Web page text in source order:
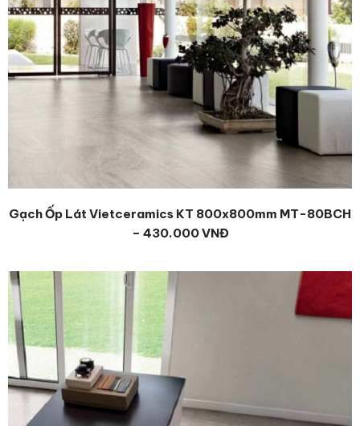
Gạch Ốp Lát Vietceramics KT 800x800mm MT-80BCH
– 430.000 VNĐ